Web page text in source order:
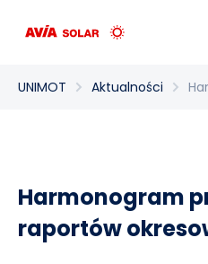
UNIMOT Aktualności
Harmonogram
raportów